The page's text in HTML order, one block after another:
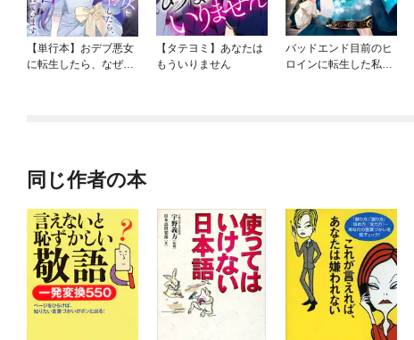
【単行本】おデブ悪女
に転生したら、なぜか
【タテヨミ】あなたは
もういりません
バッドエンド目前のヒ
ロインに転生した私、
同じ作者の本